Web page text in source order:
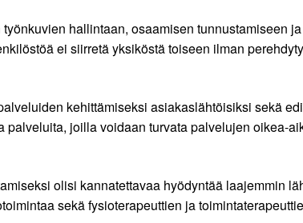
hallintaan, osaamisen tunnustamiseen
ei siirretä yksiköstä toiseen ilman
kehittämiseksi asiakaslähtöisiksi sekä
joilla voidaan turvata palvelujen oikea-
olisi kannatettavaa hyödyntää laajemmin
sekä fysioterapeuttien ja